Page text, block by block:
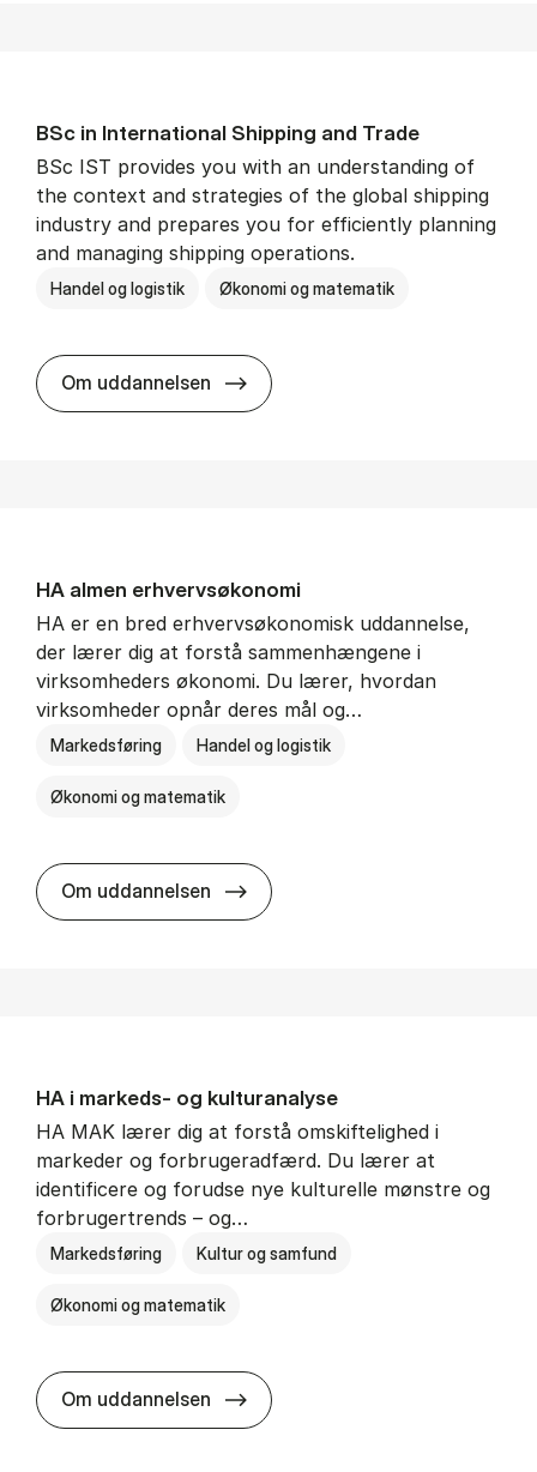
BSc in In­ter­na­tion­al Ship­ping and Trade
BSc IST provides you with an understanding of
the context and strategies of the global shipping
industry and prepares you for efficiently planning
and managing shipping operations.
Handel og logistik Økonomi og matematik
Om uddannelsen BSc in In­ter­na­tion­al Ship­ping
HA al­men erhvervs­økonomi
HA er en bred erhvervsøkonomisk uddannelse,
der lærer dig at forstå sammenhængene i
virksomheders økonomi. Du lærer, hvordan
virksomheder opnår deres mål og…
Markedsføring Handel og logistik
Økonomi og matematik
Om uddannelsen HA al­men erhvervs­økonomi
HA i mar­keds- og kul­tu­r­a­na­ly­se
HA MAK lærer dig at forstå omskiftelighed i
markeder og forbrugeradfærd. Du lærer at
identificere og forudse nye kulturelle mønstre og
forbrugertrends – og…
Markedsføring Kultur og samfund
Økonomi og matematik
Om uddannelsen HA i mar­keds- og kul­tu­r­a­na­ly­se